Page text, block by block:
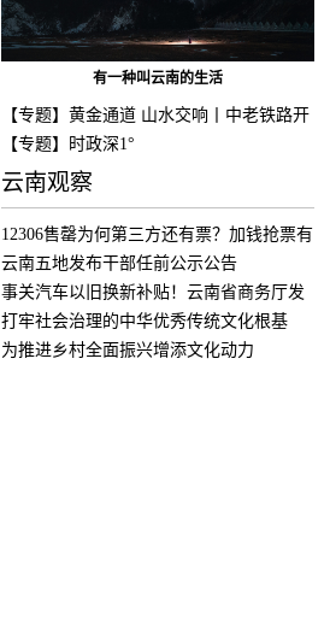
有一种叫云南的生活
【专题】黄金通道 山水交响丨中老铁路开
通
【专题】时政深1°
云南观察
12306售罄为何第三方还有票？加钱抢票有
用
云南五地发布干部任前公示公告
事关汽车以旧换新补贴！云南省商务厅发
布公
打牢社会治理的中华优秀传统文化根基
为推进乡村全面振兴增添文化动力